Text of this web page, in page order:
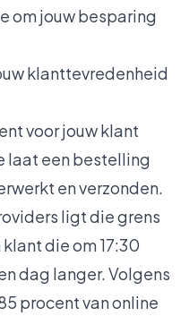
om jouw besparing
klanttevredenheid
voor jouw klant
laat een bestelling
en verzonden.
ligt die grens
die om 17:30
dag langer. Volgens
procent van online